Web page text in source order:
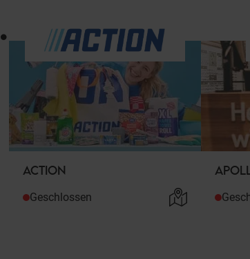
.
ACTION
Geschlossen